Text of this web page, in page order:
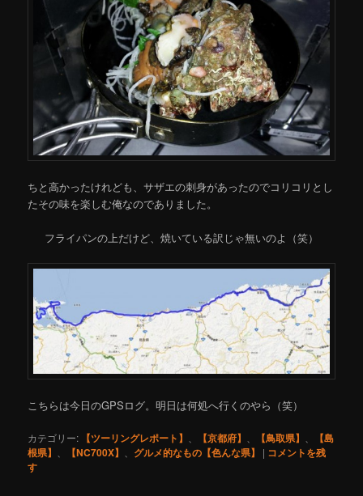
ちと高かったけれども、サザエの刺身があったのでコリコリとし
たその味を楽しむ俺なのでありました。
フライパンの上だけど、焼いている訳じゃ無いのよ（笑）
こちらは今日のGPSログ。明日は何処へ行くのやら（笑）
カテゴリー: 【ツーリングレポート】 【京都府】 【鳥取県】
【島
根県】
【NC700X】 グルメ的なもの【色んな県】 | コメントを残
す